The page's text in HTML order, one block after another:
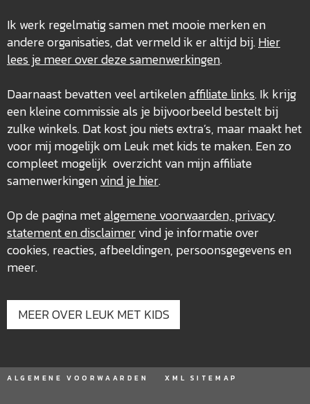
Ik werk regelmatig samen met mooie merken en
andere organisaties, dat vermeld ik er altijd bij.Hier
lees je meer over dezesamenwerkingen.
Daarnaast bevatten veel artikelenaffiliate links. Ik krijg
een kleine commissie als je bijvoorbeeld bestelt bij
zulke winkels. Dat kost jou niets extra’s, maar maakt het
voor mij mogelijk om Leuk met kids te maken. Een zo
compleet mogelijk overzicht van mijn affiliate
samenwerkingenvind je hier.
Op de pagina metalgemene voorwaarden, privacy
statement en disclaimervind je informatie over
cookies, reacties, afbeeldingen, persoonsgegevens en
meer.
MEER OVER LEUK MET KIDS
ALGEMENE VOORWAARDEN XML SITEMAP